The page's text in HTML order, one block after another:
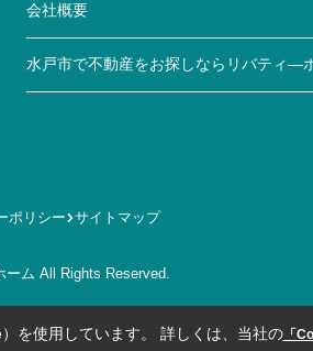
会社概要
水戸市で不動産をお探しならリバティ―
ポリシー サイトマップ
ーム All Rights Reserved.
を使用しています。 詳しくは、当社の「